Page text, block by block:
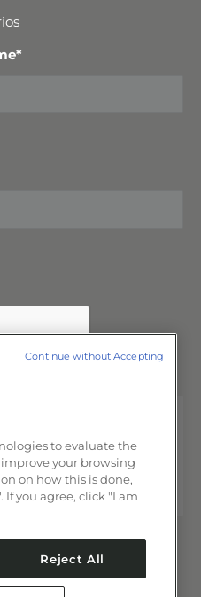
*
to evaluate the
your browsing
on how this is done,
If you agree, click "I am
Reject All
Continue without Accepting